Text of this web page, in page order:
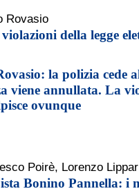
Rovasio
della legge
la polizia cede
viene annullata. La
ovunque
Poirè, Lorenzo
Bonino Pannella: i